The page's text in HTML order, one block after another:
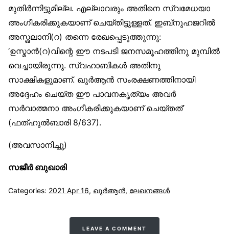
മുതിർന്നിട്ടുമില്ല. എല്ലാവരും അതിനെ സ്വമേധയാ
അംഗീകരിക്കുകയാണ് ചെയ്തിട്ടുള്ളത്. ഇബ്‌നുഹജറിൽ
അസ്ഖലാനി(റ) തന്നെ രേഖപ്പെടുത്തുന്നു:
‘ഉസ്മാൻ(റ)വിന്റെ ഈ നടപടി ജനസമൂഹത്തിനു മുമ്പിൽ
വെച്ചായിരുന്നു. സ്വഹാബികൾ അതിനു
സാക്ഷികളുമാണ്. ഖുർആൻ സംരക്ഷണത്തിനായി
അദ്ദേഹം ചെയ്ത ഈ പാവനകൃത്യം അവർ
സർവാത്മനാ അംഗീകരിക്കുകയാണ് ചെയ്തത്’
(ഫത്ഹുൽബാരി 8/637).
(അവസാനിച്ചു)
സജീർ ബുഖാരി
Categories: 2021 Apr 16, ഖുര്‍ആന്‍, ലേഖനങ്ങള്‍
LEAVE A COMMENT